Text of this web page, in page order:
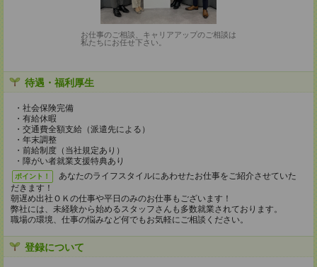
お仕事のご相談、キャリアアップのご相談は
私たちにお任せ下さい。
待遇・福利厚生
・社会保険完備
・有給休暇
・交通費全額支給（派遣先による）
・年末調整
・前給制度（当社規定あり）
・障がい者就業支援特典あり
ポイント！
あなたのライフスタイルにあわせたお仕事をご紹介させていた
だきます！
朝遅め出社ＯＫの仕事や平日のみのお仕事もございます！
弊社には、未経験から始めるスタッフさんも多数就業されております。
職場の環境、仕事の悩みなど何でもお気軽にご相談ください。
登録について